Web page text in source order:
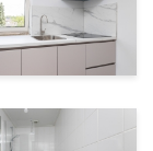
zich een
fiets kunt
minuten
van
Een heerlijke